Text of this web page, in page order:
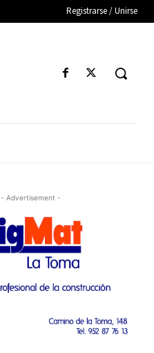
Registrarse / Unirse
- Advertisement -